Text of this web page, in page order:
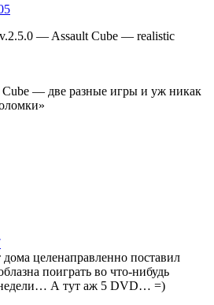
— Assault Cube — realistic
Cube — две разные игры и уж никак
целенаправленно поставил
поиграть во что-нибудь
недели… А тут аж 5 DVD… =)